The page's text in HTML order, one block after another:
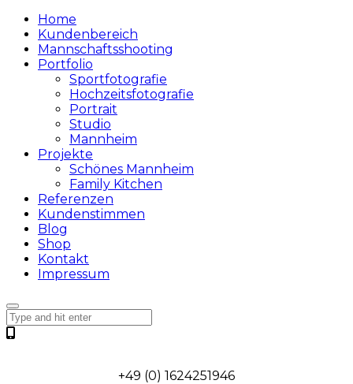
Home
Kundenbereich
Mannschaftsshooting
Portfolio
Sportfotografie
Hochzeitsfotografie
Portrait
Studio
Mannheim
Projekte
Schönes Mannheim
Family Kitchen
Referenzen
Kundenstimmen
Blog
Shop
Kontakt
Impressum
+49 (0) 1624251946